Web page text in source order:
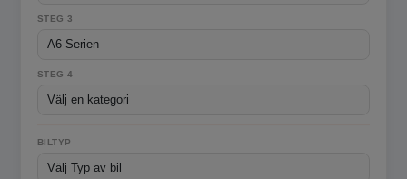
STEG 3
STEG 4
BILTYP